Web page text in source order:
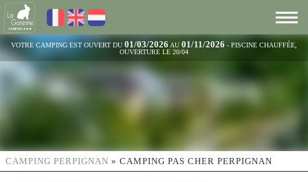
VOTRE CAMPING EST OUVERT DU 01/03/2026 AU 01/11/2026 - PISCINE CHAUFFÉE,
OUVERTURE LE 20/04
CAMPING PERPIGNAN » CAMPING PAS CHER PERPIGNAN